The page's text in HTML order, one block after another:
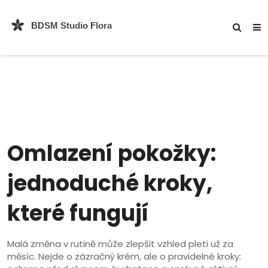
Omlazení pokožky:
jednoduché kroky,
které fungují
Malá změna v rutině může zlepšit vzhled pleti už za
měsíc. Nejde o zázračný krém, ale o pravidelné kroky: